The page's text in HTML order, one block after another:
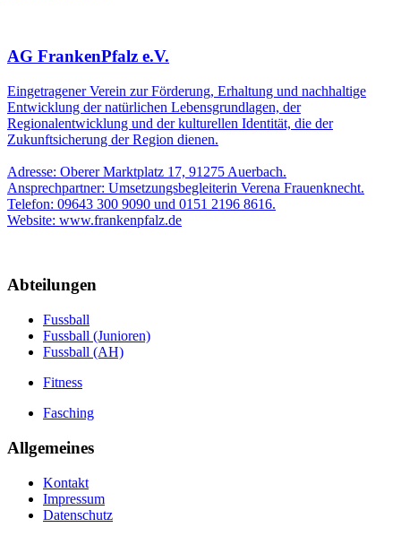
AG FrankenPfalz e.V.
Eingetragener Verein zur Förderung, Erhaltung und nachhaltige
Entwicklung der natürlichen Lebensgrundlagen, der
Regionalentwicklung und der kulturellen Identität, die der
Zukunftsicherung der Region dienen.
Adresse: Oberer Marktplatz 17, 91275 Auerbach.
Ansprechpartner: Umsetzungsbegleiterin Verena Frauenknecht.
Telefon: 09643 300 9090 und 0151 2196 8616.
Website: www.frankenpfalz.de
Abteilungen
Fussball
Fussball (Junioren)
Fussball (AH)
Fitness
Fasching
Allgemeines
Kontakt
Impressum
Datenschutz